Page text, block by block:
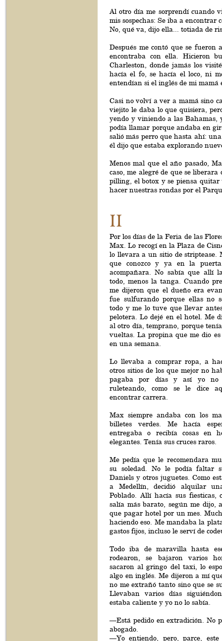
Al otro día me sorprendí cuando
mis sospechas: Se iba a
No, qué va, dijo ella... totiada de
Después me contó que se
encontraba con ella. Hicieron
Charleston, donde jamás los
hacía el fo, se hacía el loco, ni
entendían si el inglés de mi mamá
Casi no volví a ver a mamá sino
viejito le daba lo que quisiera,
yendo y viniendo a las
podía llamar porque andaba en
salió más perro que hasta ahí:
él dijo que estaba explorando
Menos mal que el año pasado,
caso, me alegré de que se
pilling, el botox y se piensa quitar
hacer nuestras rondas por el
II
Por los días de la Feria de las
Max. Lo recogí en la Plaza de
lo llevara a un sitio de striptease.
que conozco y ya en la
acompañara. No sabía que allí
todo, menos la tanga. Cuando
me dijeron que el dueño era
fue sulfurando porque ellas no
todo y me lo tuve que llevar
pelotera. Lo dejé en el hotel. Me
al otro día, temprano, porque
vueltas. La propina que me dio
en una semana.
Lo llevaba a comprar ropa, a
otros sitios de los que mejor no
pagaba por días y así yo no
ruleteando, como se le dice
encontrar carrera.
Max siempre andaba con los
billetes verdes. Me hacía
entregaba o recibía cosas en
elegantes. Tenía sus cruces raros.
Me pedía que le recomendara
su soledad. No le podía faltar
Daniels y otros juguetes. Como
a Medellín, decidió alquilar
Poblado. Allí hacía sus fiesticas,
salía más barato, según me dijo,
que pagar hotel por un mes.
haciendo eso. Me mandaba la
gastos fijos, incluso le serví de
Todo iba de maravilla hasta
rodearon, se bajaron varios
sacaron al gringo del taxi, lo
algo en inglés. Me dijeron a mí
no me extrañó tanto sino que se
Llevaban varios días
estaba caliente y yo no lo sabía.
—Está pedido en extradición. No
abogado.
—Yo entiendo, pero, parce,